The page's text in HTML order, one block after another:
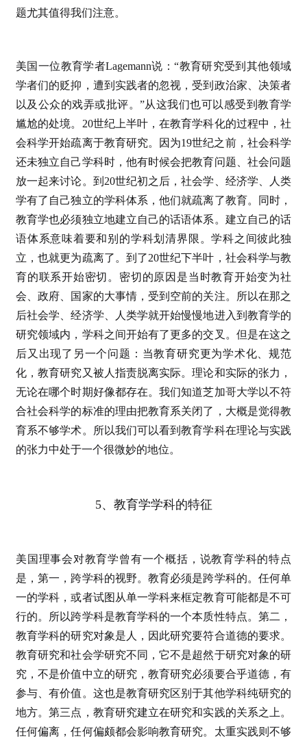
题尤其值得我们注意。
美国一位教育学者Lagemann说：“教育研究受到其他领域
学者们的贬抑，遭到实践者的忽视，受到政治家、决策者
以及公众的戏弄或批评。”从这我们也可以感受到教育学
尴尬的处境。20世纪上半叶，在教育学科化的过程中，社
会科学开始疏离于教育研究。因为19世纪之前，社会科学
还未独立自己学科时，他有时候会把教育问题、社会问题
放一起来讨论。到20世纪初之后，社会学、经济学、人类
学有了自己独立的学科体系，他们就疏离了教育。同时，
教育学也必须独立地建立自己的话语体系。建立自己的话
语体系意味着要和别的学科划清界限。学科之间彼此独
立，也就更为疏离了。到了20世纪下半叶，社会科学与教
育的联系开始密切。密切的原因是当时教育开始变为社
会、政府、国家的大事情，受到空前的关注。所以在那之
后社会学、经济学、人类学就开始慢慢地进入到教育学的
研究领域内，学科之间开始有了更多的交叉。但是在这之
后又出现了另一个问题：当教育研究更为学术化、规范
化，教育研究又被人指责脱离实际。理论和实际的张力，
无论在哪个时期好像都存在。我们知道芝加哥大学以不符
合社会科学的标准的理由把教育系关闭了，大概是觉得教
育系不够学术。所以我们可以看到教育学科在理论与实践
的张力中处于一个很微妙的地位。
5、教育学学科的特征
美国理事会对教育学曾有一个概括，说教育学科的特点
是，第一，跨学科的视野。教育必须是跨学科的。任何单
一的学科，或者试图从单一学科来框定教育可能都是不可
行的。所以跨学科是教育学科的一个本质性特点。第二，
教育学科的研究对象是人，因此研究要符合道德的要求。
教育研究和社会学研究不同，它不是超然于研究对象的研
究，不是价值中立的研究，教育研究必须要合乎道德，有
参与、有价值。这也是教育研究区别于其他学科纯研究的
地方。第三点，教育研究建立在研究和实践的关系之上。
任何偏离，任何偏颇都会影响教育研究。太重实践则不够